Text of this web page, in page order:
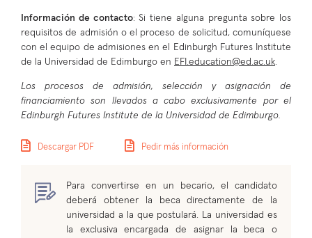
Información de contacto: Si tiene alguna pregunta sobre los
requisitos de admisión o el proceso de solicitud, comuníquese
con el equipo de admisiones en el Edinburgh Futures Institute
de la Universidad de Edimburgo en EFI.education@ed.ac.uk
Los procesos de admisión, selección y asignación de
financiamiento son llevados a cabo exclusivamente por el
Edinburgh Futures Institute de la Universidad de Edimburgo.
Descargar PDF Pedir más información
Para convertirse en un becario, el candidato
deberá obtener la beca directamente de la
universidad a la que postulará. La universidad es
la exclusiva encargada de asignar la beca o